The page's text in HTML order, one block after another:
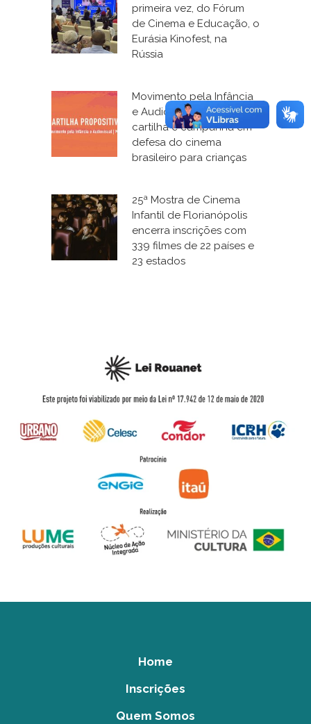
primeira vez, do Fórum
de Cinema e Educação, o
Eurásia Kinofest, na
Rússia
Movimento pela Infância
e Audiovisual lança
cartilha e campanha em
defesa do cinema
brasileiro para crianças
25ª Mostra de Cinema
Infantil de Florianópolis
encerra inscrições com
339 filmes de 22 países e
23 estados
Home
Inscrições
Quem Somos